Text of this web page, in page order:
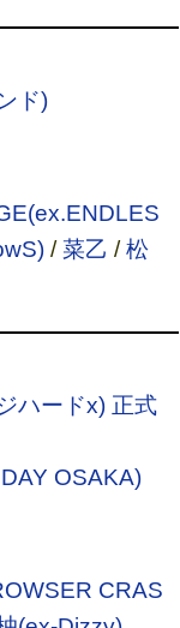
ド)
/ 菜乙 /松
ハードx) 正式
OSAKA)
CRAS